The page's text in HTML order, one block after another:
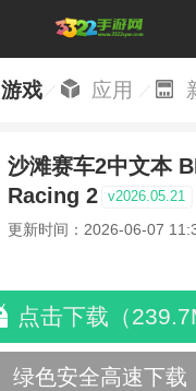
游戏 应用
沙滩赛车2中文本
Racing 2
v2026.05.21
更新时间：2026-06-07
点击下载（
绿色安全高速下载